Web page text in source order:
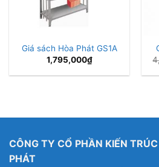
Giá sách Hòa Phát GS1A
1,795,000₫
CÔNG TY CỔ PHẦN KIẾN
PHÁT